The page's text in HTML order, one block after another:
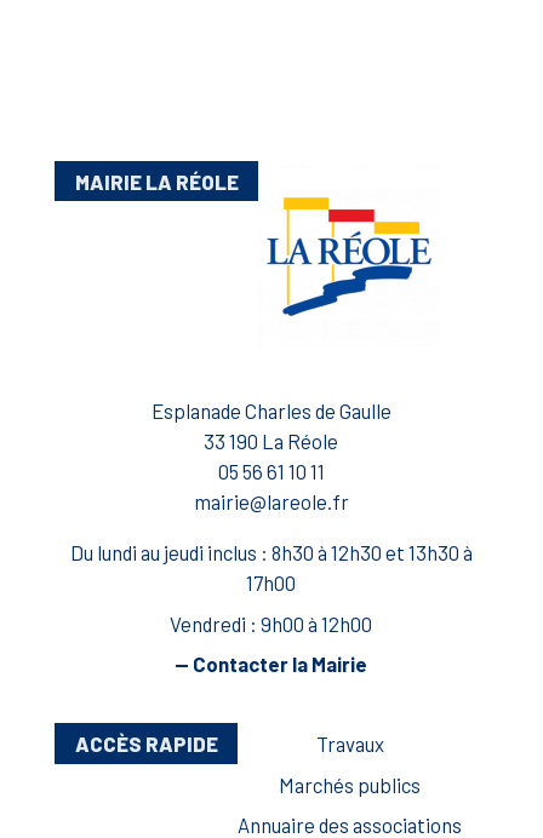
MAIRIE LA RÉOLE
Esplanade Charles de Gaulle
33 190 La Réole
05 56 61 10 11
mairie@lareole.fr
Du lundi au jeudi inclus : 8h30 à 12h30 et 13h30 à
17h00
Vendredi : 9h00 à 12h00
— Contacter la Mairie
ACCÈS RAPIDE
Travaux
Marchés publics
Annuaire des associations